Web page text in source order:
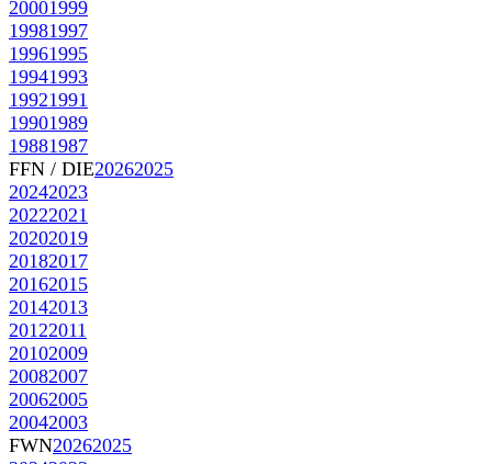
20001999
19981997
19961995
19941993
19921991
19901989
19881987
FFN / DIE20262025
20242023
20222021
20202019
20182017
20162015
20142013
20122011
20102009
20082007
20062005
20042003
FWN20262025